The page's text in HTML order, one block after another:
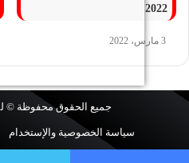
2022
3 مارس، 2022
جميع الحقوق محفوظة ©
سياسة الخصوصية والإستخدام